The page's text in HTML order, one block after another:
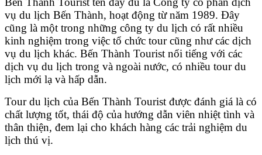
vụ du lịch Bến Thành, hoạt động từ năm 1989. Đây
cũng là một trong những công ty du lịch có rất nhiều
kinh nghiệm trong việc tổ chức tour cũng như các dịch
vụ du lịch khác. Bến Thành Tourist nổi tiếng với các
dịch vụ du lịch trong và ngoài nước, có nhiều tour du
lịch mới lạ và hấp dẫn.
Tour du lịch của Bến Thành Tourist được đánh giá là có
chất lượng tốt, thái độ của hướng dẫn viên nhiệt tình và
thân thiện, đem lại cho khách hàng các trải nghiệm du
lịch thú vị.